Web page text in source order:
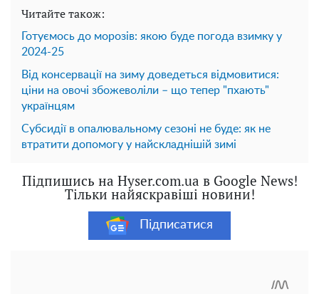
Читайте також:
Готуємось до морозів: якою буде погода взимку у
2024-25
Від консервації на зиму доведеться відмовитися:
ціни на овочі збожеволіли – що тепер "пхають"
українцям
Субсидії в опалювальному сезоні не буде: як не
втратити допомогу у найскладнішій зимі
Підпишись на Hyser.com.ua в Google News!
Тільки найяскравіші новини!
Підписатися